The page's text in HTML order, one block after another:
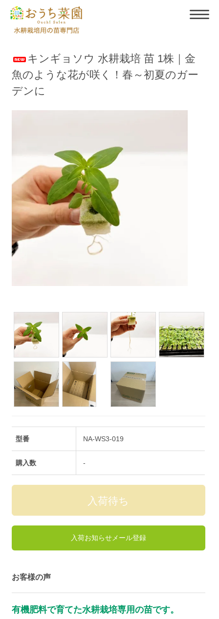
キンギョソウ 水耕栽培 苗 1株｜金
魚のような花が咲く！春～初夏のガー
デンに
型番 NA-WS3-019
購入数 -
入荷お知らせメール登録
お客様の声
有機肥料で育てた水耕栽培専用の苗です。